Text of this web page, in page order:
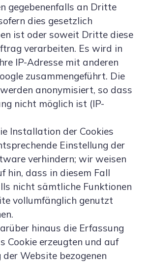
gegebenenfalls an Dritte
dies gesetzlich
ist oder soweit Dritte diese
verarbeiten. Es wird in
IP-Adresse mit anderen
zusammengeführt. Die
anonymisiert, so dass
nicht möglich ist (IP-
Installation der Cookies
Einstellung der
verhindern; wir weisen
hin, dass in diesem Fall
nicht sämtliche Funktionen
vollumfänglich genutzt
hinaus die Erfassung
Cookie erzeugten und auf
der Website bezogenen